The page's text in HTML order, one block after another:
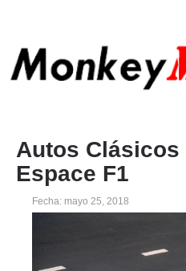
Autos Clásicos
Espace F1
Fecha: mayo 25, 2018